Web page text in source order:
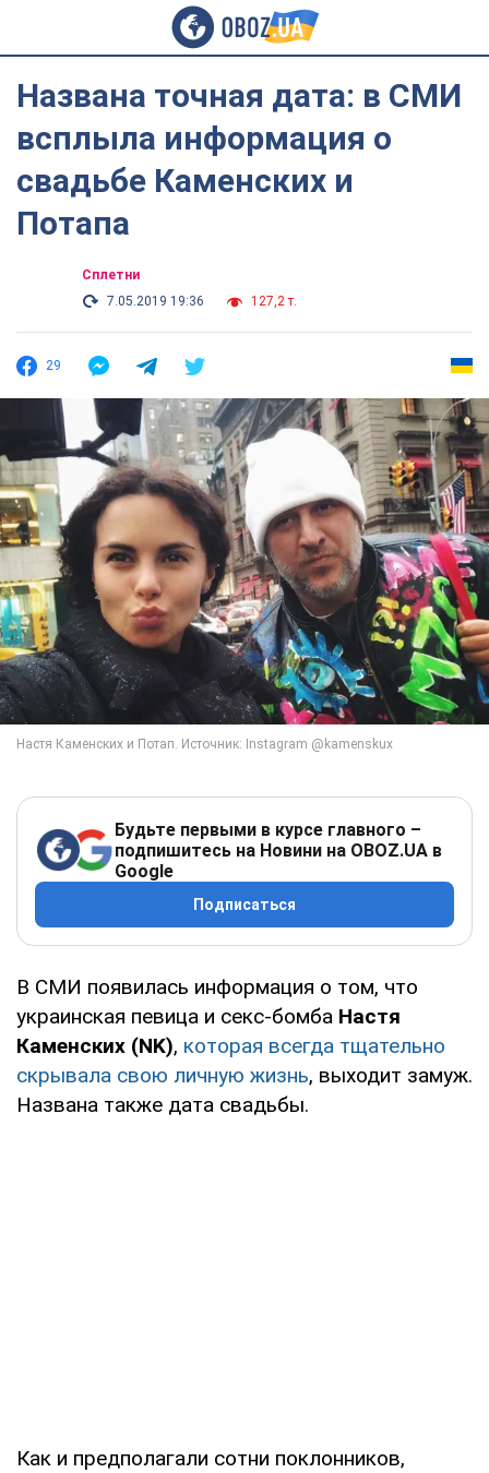
Названа точная дата: в СМИ
всплыла информация о
свадьбе Каменских и
Потапа
Сплетни
7.05.2019 19:36
127,2 т.
29
Будьте первыми в курсе главного –
подпишитесь на Новини на OBOZ.UA в
Google
Подписаться
В СМИ появилась информация о том, что
украинская певица и секс-бомба Настя
Каменских (NK), которая всегда тщательно
скрывала свою личную жизнь, выходит замуж.
Названа также дата свадьбы.
Как и предполагали сотни поклонников,